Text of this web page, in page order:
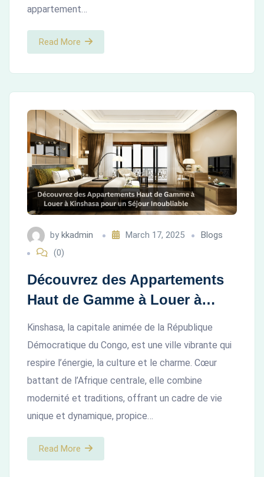
appartement…
Read More
by kkadmin March 17, 2025
Blogs
(0)
Découvrez des Appartements
Haut de Gamme à Louer à
Kinshasa pour un Séjour
Inoubliable
Kinshasa, la capitale animée de la République
Démocratique du Congo, est une ville vibrante qui
respire l’énergie, la culture et le charme. Cœur
battant de l’Afrique centrale, elle combine
modernité et traditions, offrant un cadre de vie
unique et dynamique, propice…
Read More